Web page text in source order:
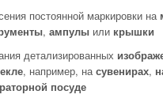
постоянной маркировки на
, ампулы или крышки
детализированных
, например, насувенирах,
посуде